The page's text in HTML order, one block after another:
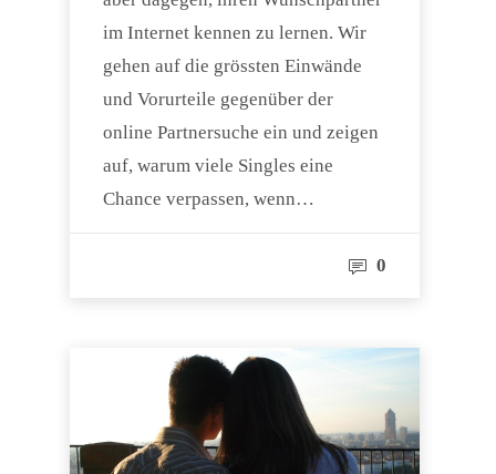
im Internet kennen zu lernen. Wir
gehen auf die grössten Einwände
und Vorurteile gegenüber der
online Partnersuche ein und zeigen
auf, warum viele Singles eine
Chance verpassen, wenn…
0